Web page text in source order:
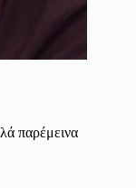
παρέμεινα